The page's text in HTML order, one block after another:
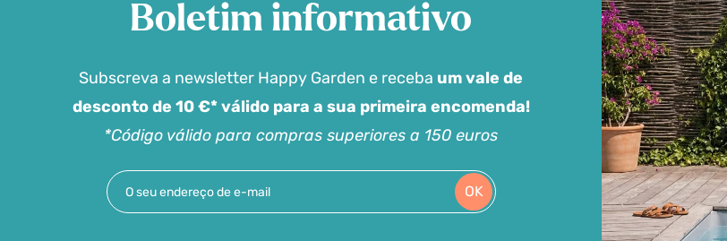
Boletim informativo
Subscreva a newsletter Happy Garden e receba um vale de
desconto de 10 €* válido para a sua primeira encomenda!
*Código válido para compras superiores a 150 euros
OK